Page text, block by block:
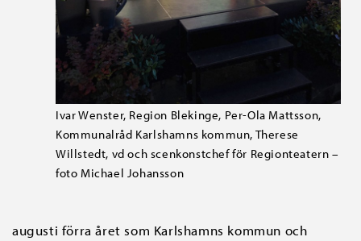
Ivar Wenster, Region Blekinge, Per-Ola Mattsson,
Kommunalråd Karlshamns kommun, Therese
Willstedt, vd och scenkonstchef för Regionteatern –
foto Michael Johansson
augusti förra året som Karlshamns kommun och